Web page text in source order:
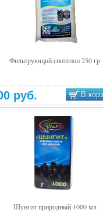
Фильтрующий синтепон 250 гр
руб. В
Шунгит природный 1000 мл